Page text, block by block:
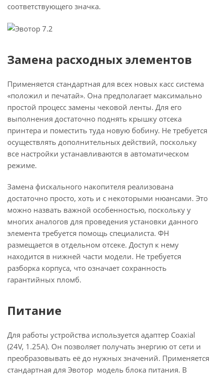
соответствующего значка.
Замена расходных элементов
Применяется стандартная для всех новых касс система
«положил и печатай». Она предполагает максимально
простой процесс замены чековой ленты. Для его
выполнения достаточно поднять крышку отсека
принтера и поместить туда новую бобину. Не требуется
осуществлять дополнительных действий, поскольку
все настройки устанавливаются в автоматическом
режиме.
Замена фискального накопителя реализована
достаточно просто, хоть и с некоторыми нюансами. Это
можно назвать важной особенностью, поскольку у
многих аналогов для проведения установки данного
элемента требуется помощь специалиста. ФН
размещается в отдельном отсеке. Доступ к нему
находится в нижней части модели. Не требуется
разборка корпуса, что означает сохранность
гарантийных пломб.
Питание
Для работы устройства используется адаптер Coaxial
(24V, 1.25A). Он позволяет получать энергию от сети и
преобразовывать её до нужных значений. Применяется
стандартная для Эвотор модель блока питания. В